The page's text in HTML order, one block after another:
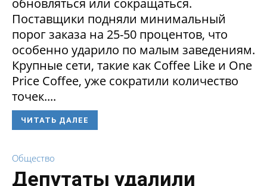
Поставщики подняли минимальный
порог заказа на 25-50 процентов, что
особенно ударило по малым заведениям.
Крупные сети, такие как Coffee Like и One
Price Coffee, уже сократили количество
точек....
ЧИТАТЬ ДАЛЕЕ
Общество
Депутаты удалили